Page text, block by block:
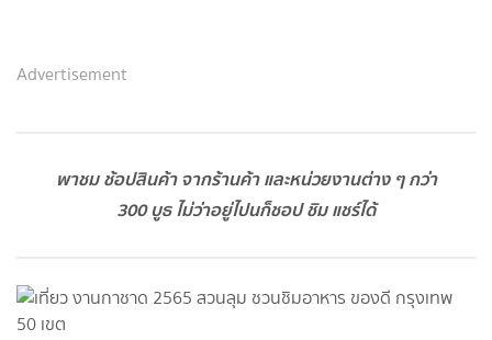
Advertisement
พาชม ช้อปสินค้า จากร้านค้า และหน่วยงานต่าง ๆ กว่า
300 บูธ ไม่ว่าอยู่ไปนก็ชอป ชิม แชร์ได้